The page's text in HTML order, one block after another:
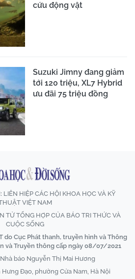
cứu động vật
Suzuki Jimny đang giảm
tới 120 triệu, XL7 Hybrid
ưu đãi 75 triệu đồng
LIÊN HIỆP CÁC HỘI KHOA HỌC VÀ KỸ
VIỆT NAM
TỬ TỔNG HỢP CỦA BÁO TRI THỨC VÀ
CUỘC SỐNG
do Cục Phát thanh, truyền hình và Thông
và Truyền thông cấp ngày 08/07/2021
Nhà báo Nguyễn Thị Mai Hương
Hưng Đạo, phường Cửa Nam, Hà Nội